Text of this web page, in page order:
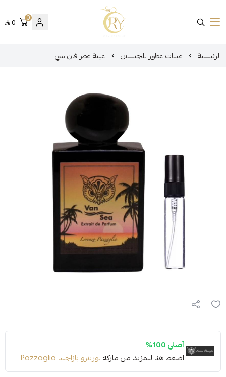
متجر عينات عطور أوري
0
0
الرئيسية عينات عطور للجنسين عينة عطر فان سي
أصلي 100%
اضغط هنا للمزيد من ماركةلورينزو بازاجليا Pazzaglia